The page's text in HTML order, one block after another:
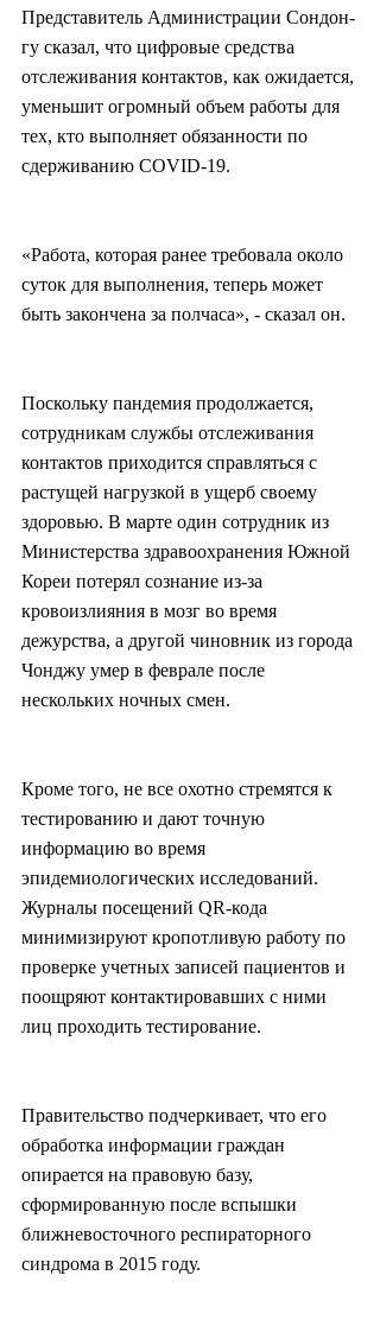
Представитель Администрации Сондон-
гу сказал, что цифровые средства
отслеживания контактов, как ожидается,
уменьшит огромный объем работы для
тех, кто выполняет обязанности по
сдерживанию COVID-19.
«Работа, которая ранее требовала около
суток для выполнения, теперь может
быть закончена за полчаса», - сказал он.
Поскольку пандемия продолжается,
сотрудникам службы отслеживания
контактов приходится справляться с
растущей нагрузкой в ущерб своему
здоровью. В марте один сотрудник из
Министерства здравоохранения Южной
Кореи потерял сознание из-за
кровоизлияния в мозг во время
дежурства, а другой чиновник из города
Чонджу умер в феврале после
нескольких ночных смен.
Кроме того, не все охотно стремятся к
тестированию и дают точную
информацию во время
эпидемиологических исследований.
Журналы посещений QR-кода
минимизируют кропотливую работу по
проверке учетных записей пациентов и
поощряют контактировавших с ними
лиц проходить тестирование.
Правительство подчеркивает, что его
обработка информации граждан
опирается на правовую базу,
сформированную после вспышки
ближневосточного респираторного
синдрома в 2015 году.